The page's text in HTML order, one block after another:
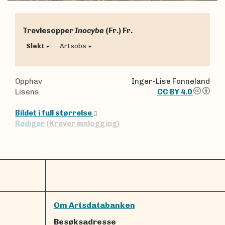
TrevlesopperInocybe (Fr.) Fr.
Slekt Artsobs
Opphav
Inger-Lise Fonneland
Lisens
CC BY 4.0
Bildet i full størrelse
Rediger (Krever innlogging)
Om Artsdatabanken
Besøksadresse